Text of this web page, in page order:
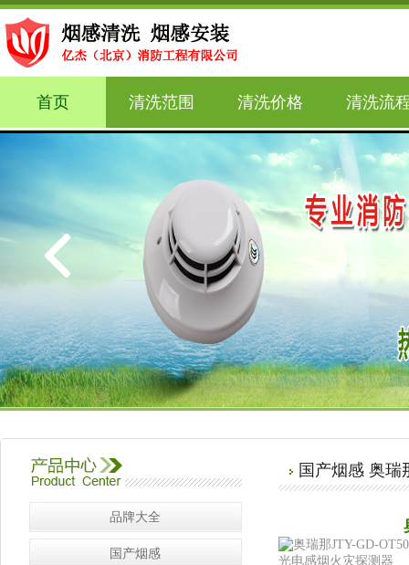
首页 清洗范围 清洗价格 清洗流
品牌大全
国产烟感
国产烟感 奥瑞